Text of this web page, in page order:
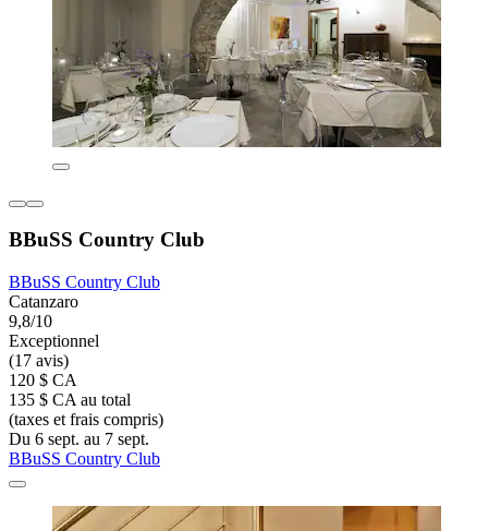
BBuSS Country Club
BBuSS Country Club
Catanzaro
9,8/10
Exceptionnel
(17 avis)
120 $ CA
135 $ CA au total
(taxes et frais compris)
Du 6 sept. au 7 sept.
BBuSS Country Club